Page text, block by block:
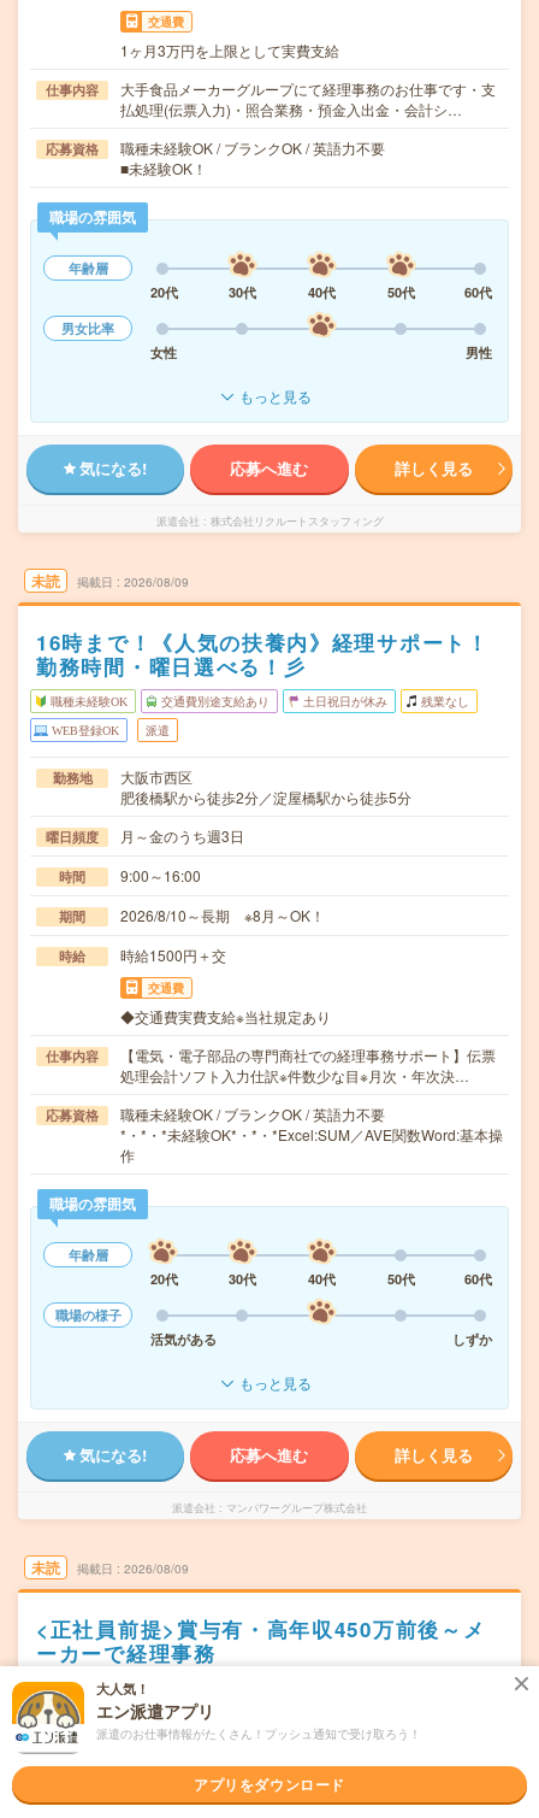
交通費
1ヶ月3万円を上限として実費支給
仕事内容
大手食品メーカーグループにて経理事務のお仕事です・支
払処理(伝票入力)・照合業務・預金入出金・会計シ…
応募資格
職種未経験OK / ブランクOK / 英語力不要
■未経験OK！
職場の雰囲気
年齢層
20代
30代 40代 50代
60代
男女比率
女性
男性
もっと見る
気になる! 応募へ進む 詳しく見る
派遣会社 株式会社リクルートスタッフィング
未読 掲載日 2026/08/09
16時まで！《人気の扶養内》経理サポート！
勤務時間・曜日選べる！彡
職種未経験OK 交通費別途支給あり 土日祝日が休み 残業なし
WEB登録OK 派遣
勤務地
大阪市西区
肥後橋駅から徒歩2分／淀屋橋駅から徒歩5分
曜日頻度 月～金のうち週3日
時間 9:00～16:00
期間 2026/8/10～長期 ※8月～OK！
時給 時給1500円＋交
交通費
◆交通費実費支給※当社規定あり
仕事内容
【電気・電子部品の専門商社での経理事務サポート】伝票
処理会計ソフト入力仕訳※件数少な目※月次・年次決…
応募資格
職種未経験OK / ブランクOK / 英語力不要
*・*・*未経験OK*・*・*Excel:SUM／AVE関数Word:基本操
作
職場の雰囲気
年齢層
20代
30代 40代 50代
60代
職場の様子
活気がある
しずか
もっと見る
気になる! 応募へ進む 詳しく見る
派遣会社 マンパワーグループ株式会社
未読 掲載日 2026/08/09
<正社員前提>賞与有・高年収450万前後～メ
ーカーで経理事務
交通費別途支給あり
正社員への紹介予定派遣
勤務地
大阪市中央区
堺筋本町駅から徒歩1分／本町駅から徒歩5分
大人気！
エン派遣アプリ
派遣のお仕事情報がたくさん！プッシュ通知で受け取ろう！
アプリをダウンロード